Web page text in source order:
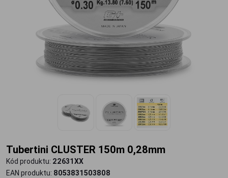
Tubertini CLUSTER 150m 0,28mm
Kód produktu: 22631XX
EAN produktu: 8053831503808